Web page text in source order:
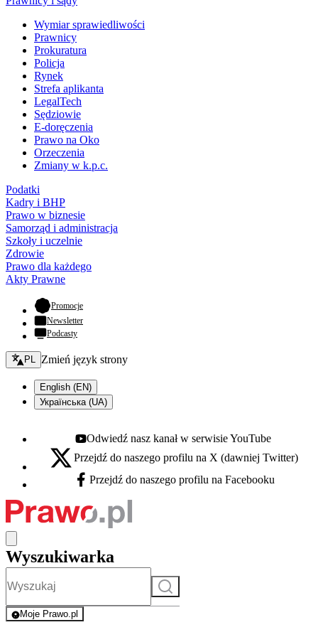
Wymiar sprawiedliwości
Prawnicy
Prokuratura
Policja
Rynek
Strefa aplikanta
LegalTech
Sędziowie
E-doręczenia
Prawo na Oko
Orzeczenia
Zmiany w k.p.c.
Podatki
Kadry i BHP
Prawo w biznesie
Samorząd i administracja
Szkoły i uczelnie
Zdrowie
Prawo dla każdego
Akty Prawne
Promocje- otwiera się w nowej karcie
Newsletter
Podcasty
Zmień język - bieżący:
PL Zmień język strony
English (EN)
Українська (UA)
Youtube - otwiera się w nowej karcie
Odwiedź nasz kanał w serwisie YouTube
X - otwiera się w nowej karcie
Przejdź do naszego profilu na X (dawniej Twitter)
Facebook - otwiera się w nowej karcie
Przejdź do naszego profilu na Facebooku
Wyszukiwarka
Szukaj
Moje Prawo.pl
- rejestracja i logowanie do serwisu